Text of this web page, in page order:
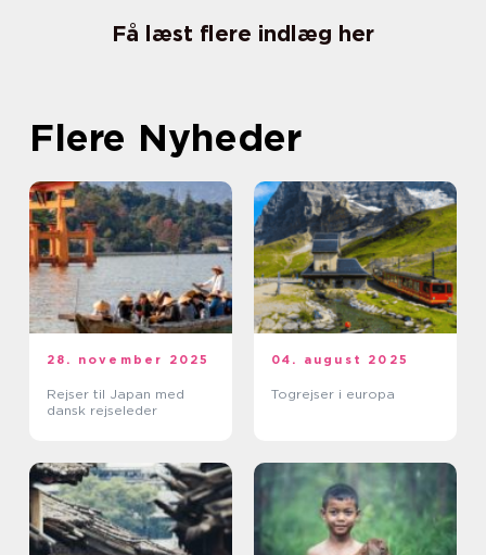
Få læst flere indlæg her
Flere Nyheder
28. november 2025
Rejser til Japan med
dansk rejseleder
04. august 2025
Togrejser i europa